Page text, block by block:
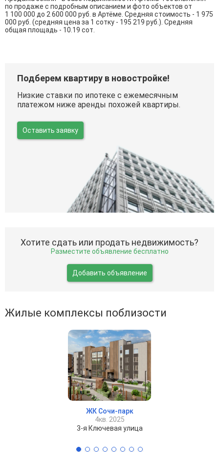
по продаже с подробным описанием и фото объектов от
1 100 000 до 2 600 000 руб. в Артёме. Средняя стоимость - 1 975
000 руб. (средняя цена за 1 сотку - 195 219 руб.). Средняя
общая площадь - 10.19 сот.
Подберем квартиру в новостройке!
Низкие ставки по ипотеке с ежемесячным
платежом ниже аренды похожей квартиры.
Оставить заявку
Хотите сдать или продать недвижимость?
Разместите объявление бесплатно
Добавить объявление
Жилые комплексы поблизости
ЖК Сочи-парк
4кв. 2025
3-я Ключевая улица